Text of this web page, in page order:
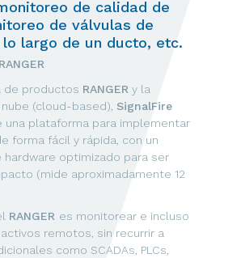
de calidad de
de válvulas de
lo largo de un ducto, etc.
de productos RANGERy la
(cloud-based), SignalFire
una plataforma para implementar
forma fácil y rápida, con un
hardware optimizado para ser
(mide aproximadamente 12
RANGER es monitorear e incluso
remotos, sin recurrir a
como SCADAs, PLCs,